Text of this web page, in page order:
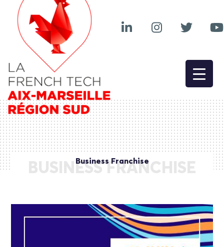
BUSINESS FRANCHISE
Business Franchise